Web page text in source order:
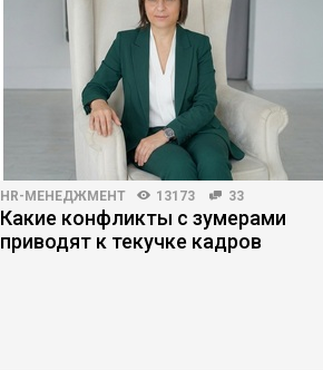
HR-МЕНЕДЖМЕНТ 13173 33
Какие конфликты с зумерами
приводят к текучке кадров